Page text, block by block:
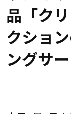
品「ク
クショ
ングサ